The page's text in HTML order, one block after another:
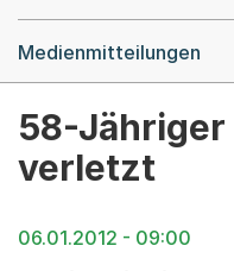
Medienmitteilungen
58-
verletzt
06.01.2012 - 09:00